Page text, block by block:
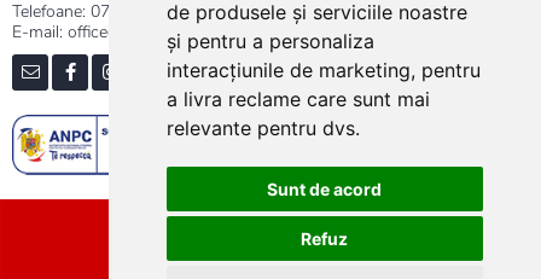
de produsele și serviciile noastre
și pentru a personaliza
interacțiunile de marketing, pentru
a livra reclame care sunt mai
relevante pentru dvs.
Sunt de acord
Refuz
Telefoane: 0737.23.44.44|021.411.44.44
E-mail: office@calor.ro